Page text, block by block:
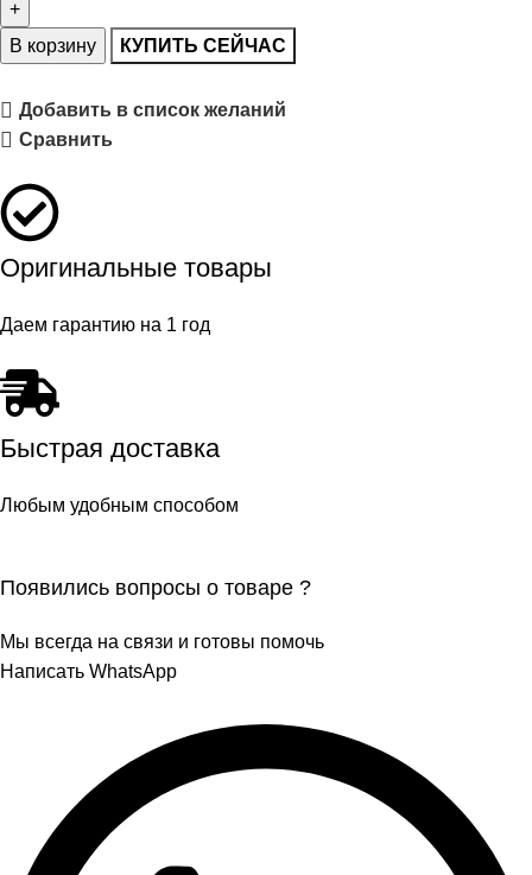
В корзину КУПИТЬ СЕЙЧАС
Добавить в список желаний
Сравнить
Оригинальные товары
Даем гарантию на 1 год
Быстрая доставка
Любым удобным способом
Появились вопросы о товаре ?
Мы всегда на связи и готовы помочь
Написать WhatsApp